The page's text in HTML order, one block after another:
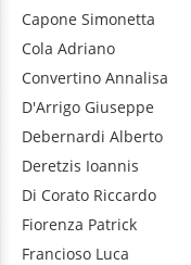
Capone Simonetta
Cola Adriano
Convertino Annalisa
D'Arrigo Giuseppe
Debernardi Alberto
Deretzis Ioannis
Di Corato Riccardo
Fiorenza Patrick
Francioso Luca